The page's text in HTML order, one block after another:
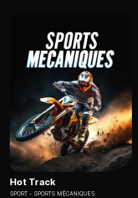
Hot Track
SPORT SPORTS MÉCANIQUES